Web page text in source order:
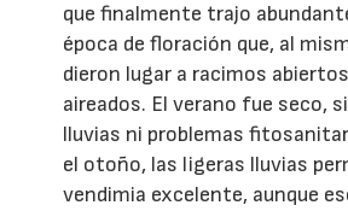
que finalmente trajo
época de floración que, al
dieron lugar a racimos
aireados. El verano fue seco,
lluvias ni problemas
el otoño, las ligeras lluvias
vendimia excelente, aunque